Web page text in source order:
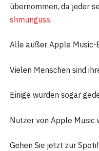
übernommen, da jeder
shmunguss.
Alle außer Apple Music-
Vielen Menschen sind
Einige wurden sogar
Nutzer von Apple Music
Gehen Sie jetzt zur